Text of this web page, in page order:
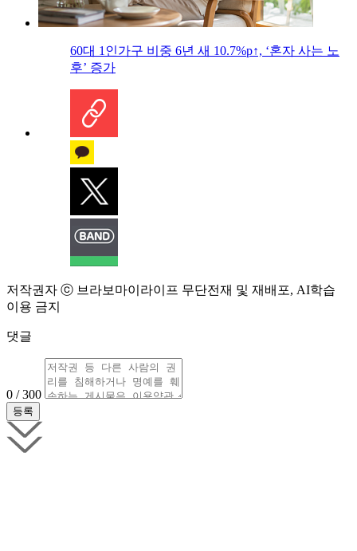
60대 1인가구 비중 6년 새 10.7%p↑, ‘혼자 사는 노
후’ 증가
저작권자 ⓒ 브라보마이라이프 무단전재 및 재배포, AI학습
이용 금지
댓글
0 / 300